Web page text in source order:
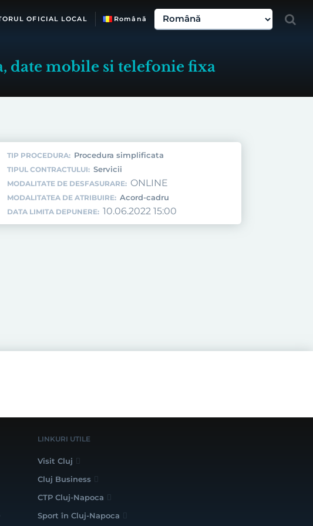
OFICIAL LOCAL Română
date mobile si telefonie fixa
TIP PROCEDURA: Procedura simplificata
TIPUL CONTRACTULUI: Servicii
MODALITATE DE DESFASURARE: ONLINE
MODALITATEA DE ATRIBUIRE: Acord-cadru
DATA LIMITA DEPUNERE: 10.06.2022 15:00
LINKURI UTILE
Visit Cluj
Cluj Business
CTP Cluj-Napoca
Sport în Cluj-Napoca